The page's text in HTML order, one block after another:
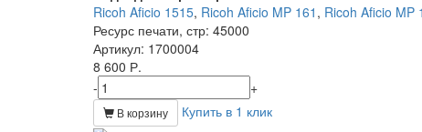
Ricoh Aficio 1515, Ricoh Aficio MP 161 , Ricoh Aficio MP
Ресурс печати, стр: 45000
Артикул: 1700004
8 600 Р.
-
+
В корзину Купить в 1 клик